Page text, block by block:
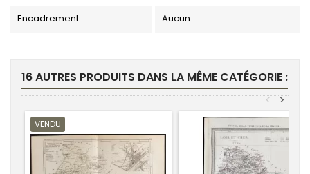
Encadrement Aucun
16 AUTRES PRODUITS DANS LA MÊME CATÉGORIE :
>
<
VENDU